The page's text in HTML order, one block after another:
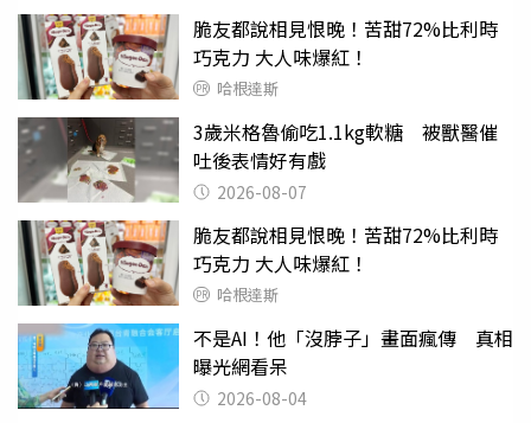
脆友都說相見恨晚！苦甜72%比利時
巧克力 大人味爆紅！
哈根達斯
3歲米格魯偷吃1.1kg軟糖 被獸醫催
吐後表情好有戲
2026-08-07
脆友都說相見恨晚！苦甜72%比利時
巧克力 大人味爆紅！
哈根達斯
不是AI！他「沒脖子」畫面瘋傳 真相
曝光網看呆
2026-08-04